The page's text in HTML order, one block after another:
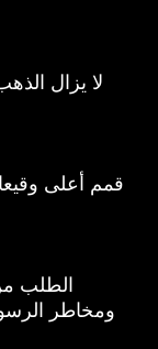
لا يزال
قمم أعلى
الطلب